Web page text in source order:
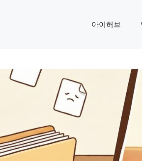
아이허브